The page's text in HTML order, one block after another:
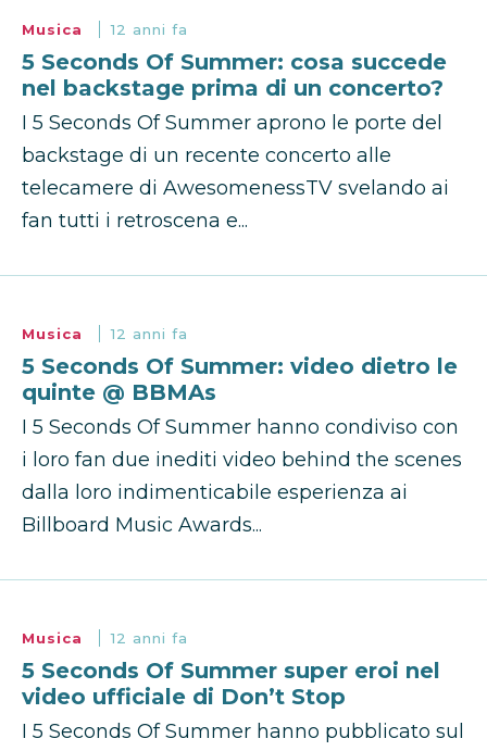
Musica 12 anni fa
5 Seconds Of Summer: cosa succede
nel backstage prima di un concerto?
I 5 Seconds Of Summer aprono le porte del
backstage di un recente concerto alle
telecamere di AwesomenessTV svelando ai
fan tutti i retroscena e...
Musica 12 anni fa
5 Seconds Of Summer: video dietro le
quinte @ BBMAs
I 5 Seconds Of Summer hanno condiviso con
i loro fan due inediti video behind the scenes
dalla loro indimenticabile esperienza ai
Billboard Music Awards...
Musica 12 anni fa
5 Seconds Of Summer super eroi nel
video ufficiale di Don’t Stop
I 5 Seconds Of Summer hanno pubblicato sul